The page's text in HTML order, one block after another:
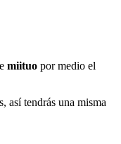
miituo por medio el
así tendrás una misma